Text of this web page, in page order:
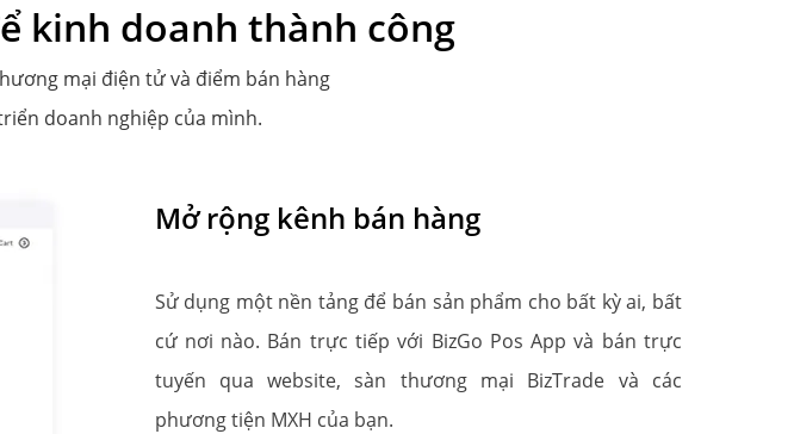
kinh doanh thành công
mại điện tử và điểm bán hàng
doanh nghiệp của mình.
Mở rộng kênh bán hàng
Sử dụng một nền tảng để bán sản phẩm cho bất kỳ ai, bất
cứ nơi nào. Bán trực tiếp với BizGo Pos App và bán trực
tuyến qua website, sàn thương mại BizTrade và các
phương tiện MXH của bạn.